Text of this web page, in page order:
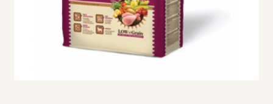
Φροντίδα – Είδη Υγιεινής